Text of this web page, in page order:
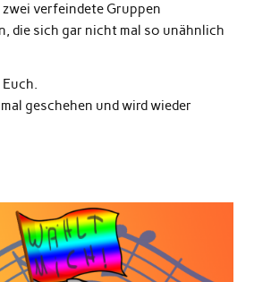
zwei verfeindete Gruppen
die sich gar nicht mal so unähnlich
geschehen und wird wieder